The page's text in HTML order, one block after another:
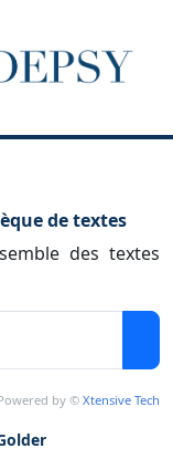
de textes
des textes
by © Xtensive Tech